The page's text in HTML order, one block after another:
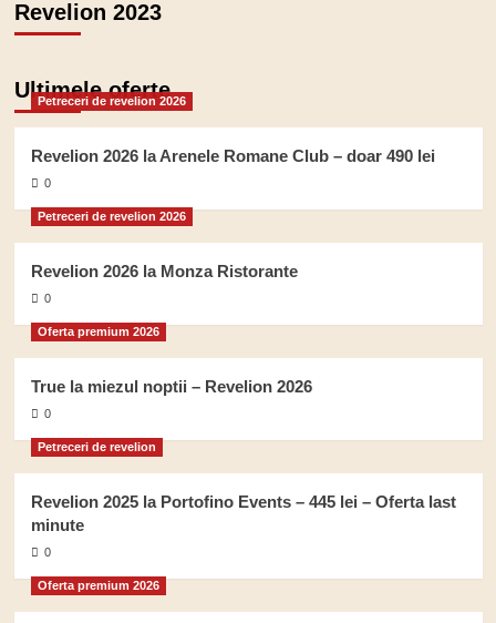
Revelion 2023
Ultimele oferte
Petreceri de revelion 2026
Revelion 2026 la Arenele Romane Club – doar 490 lei
0
Petreceri de revelion 2026
Revelion 2026 la Monza Ristorante
0
Oferta premium 2026
True la miezul noptii – Revelion 2026
0
Petreceri de revelion
Revelion 2025 la Portofino Events – 445 lei – Oferta last
minute
0
Oferta premium 2026